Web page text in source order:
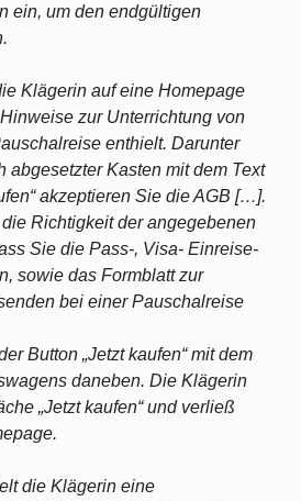
ein, um den endgültigen
Klägerin auf eine Homepage
zur Unterrichtung von
enthielt. Darunter
abgesetzter Kasten mit dem Text
akzeptieren Sie die AGB […].
Richtigkeit der angegebenen
Sie die Pass-, Visa- Einreise-
sowie das Formblatt zur
bei einer Pauschalreise
Button „Jetzt kaufen“ mit dem
daneben. Die Klägerin
„Jetzt kaufen“ und verließ
die Klägerin eine